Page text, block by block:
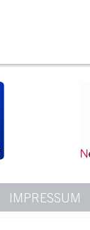
IMPRESSUM